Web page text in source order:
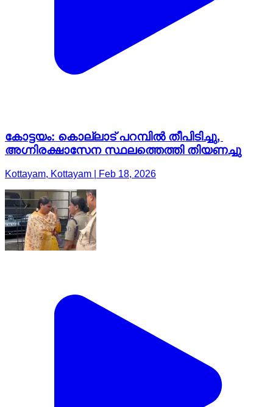
കോട്ടയം: കൊല്ലാട് പറമ്പിൽ തീപിടിച്ചു,
അഗ്നിരക്ഷാസേന സ്ഥലത്തെത്തി തിയണച്ചു
Kottayam, Kottayam | Feb 18, 2026